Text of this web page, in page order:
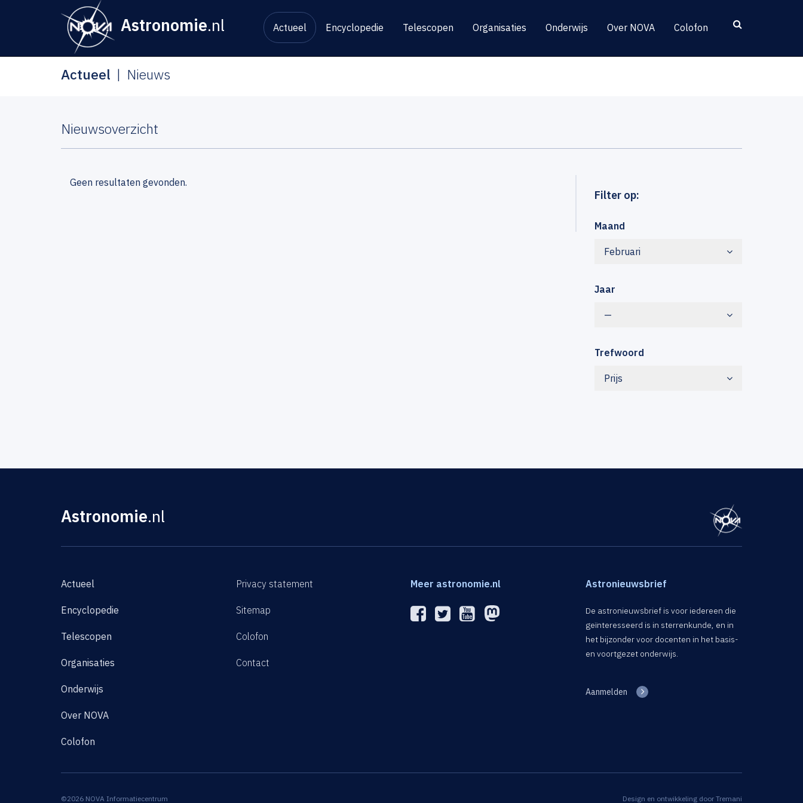
Astronomie.nl Actueel Encyclopedie Telescopen Organisaties Onderwijs Over NOVA Colofon
Actueel Nieuws
Nieuwsoverzicht
Filter op:
Maand
Februari
Jaar
—
Trefwoord
Prijs
Geen resultaten gevonden.
Astronomie.nl
Actueel
Encyclopedie
Telescopen
Organisaties
Onderwijs
Over NOVA
Colofon
Privacy statement
Sitemap
Colofon
Contact
Meer astronomie.nl Astronieuwsbrief
De astronieuwsbrief is voor iedereen die
geïnteresseerd is in sterrenkunde, en in
het bijzonder voor docenten in het basis-
en voortgezet onderwijs.
Aanmelden
©2026 NOVA Informatiecentrum Design en ontwikkeling door Tremani